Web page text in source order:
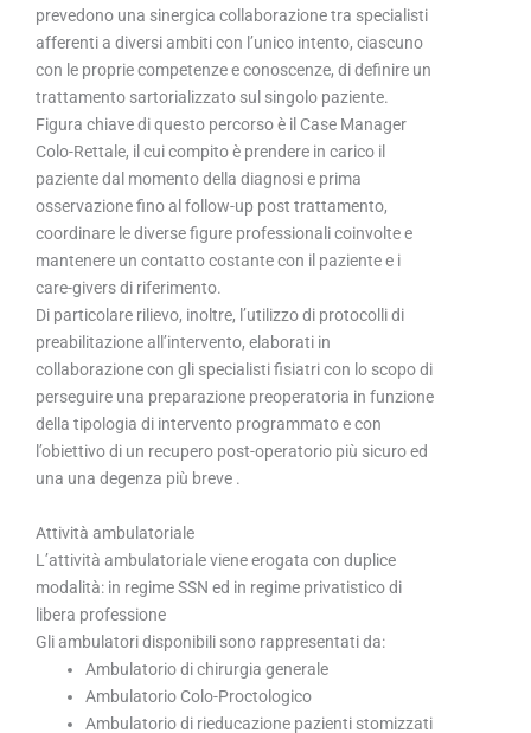
prevedono una sinergica collaborazione tra specialisti
afferenti a diversi ambiti con l’unico intento, ciascuno
con le proprie competenze e conoscenze, di definire un
trattamento sartorializzato sul singolo paziente.
Figura chiave di questo percorso è il Case Manager
Colo-Rettale, il cui compito è prendere in carico il
paziente dal momento della diagnosi e prima
osservazione fino al follow-up post trattamento,
coordinare le diverse figure professionali coinvolte e
mantenere un contatto costante con il paziente e i
care-givers di riferimento.
Di particolare rilievo, inoltre, l’utilizzo di protocolli di
preabilitazione all’intervento, elaborati in
collaborazione con gli specialisti fisiatri con lo scopo di
perseguire una preparazione preoperatoria in funzione
della tipologia di intervento programmato e con
l’obiettivo di un recupero post-operatorio più sicuro ed
una una degenza più breve .
Attività ambulatoriale
L’attività ambulatoriale viene erogata con duplice
modalità: in regime SSN ed in regime privatistico di
libera professione
Gli ambulatori disponibili sono rappresentati da:
Ambulatorio di chirurgia generale
Ambulatorio Colo-Proctologico
Ambulatorio di rieducazione pazienti stomizzati